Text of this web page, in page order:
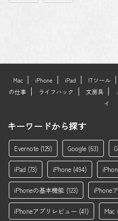
Mac iPhone iPad ITツール
の仕事
ライフハック 文房具
イ
キーワードから探す
Evernote (129) Google (63)
iPad (73) iPhone (494)
iPhoneの基本機能 (123) iPhone
iPhoneアプリレビュー (41) Mac